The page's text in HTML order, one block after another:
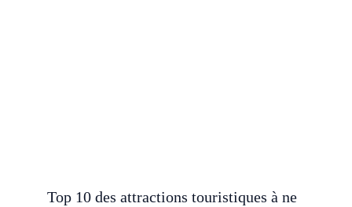
Top 10 des attractions touristiques à ne